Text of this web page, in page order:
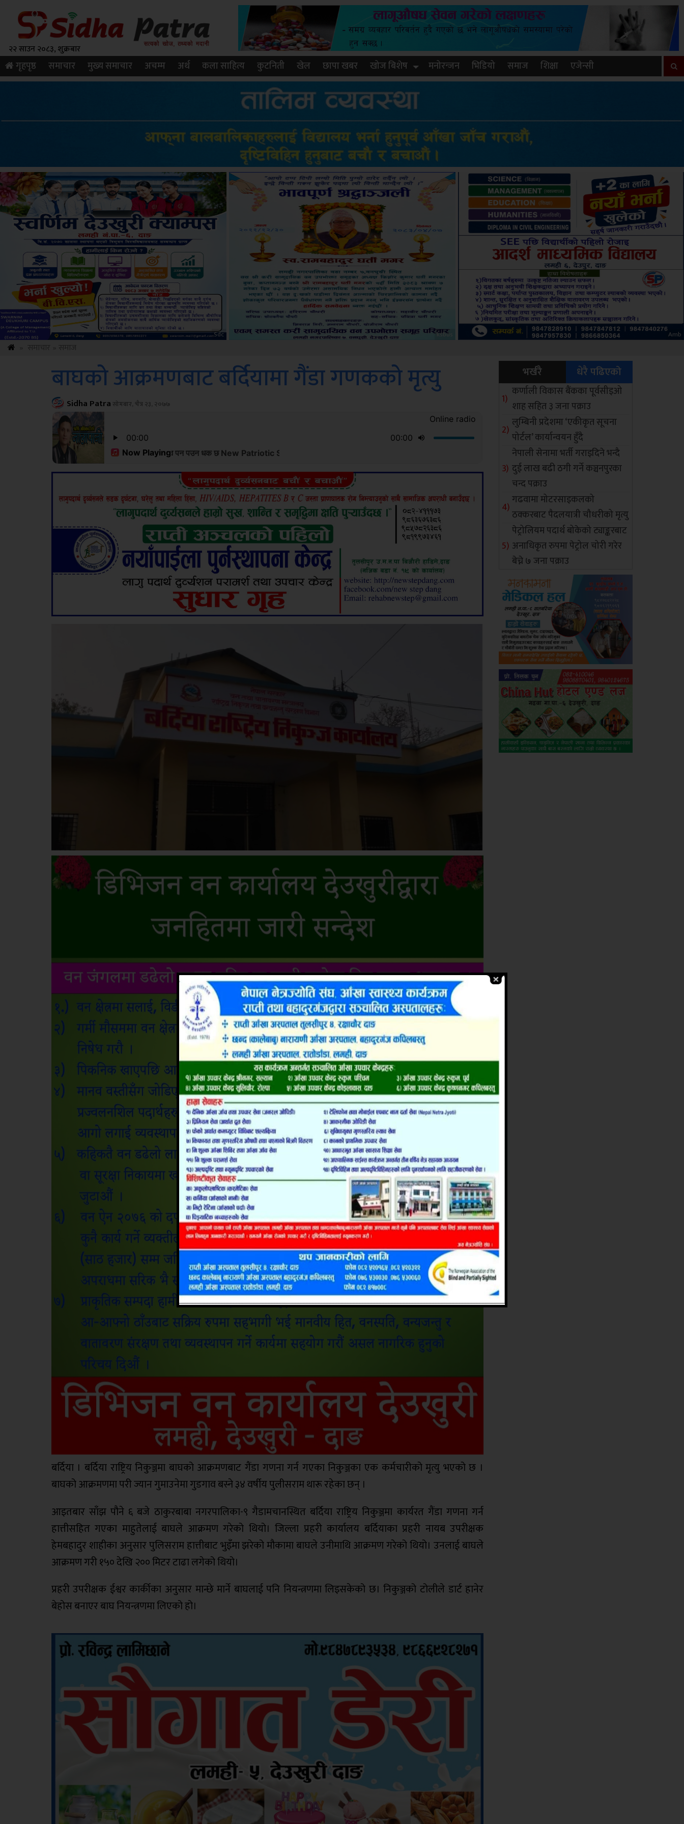
२२ साउन २०८३, शुक्रबार
गृहपृष्ठ समाचार मुख्य समाचार अचम्म अर्थ कला साहित्य कुटनिती खेल छापा खबर खोज बिशेष मनोरन्जन भिडियो समाज शिक्षा एजेन्सी
ksbus Amb Sdc
बाघको आक्रमणबाट बर्दियामा गैंडा गणकको मृत्यु
Sidha Patraसोमबार, चैत्र २३, २०७७
बर्दिया । बर्दिया राष्ट्रिय निकुञ्जमा बाघको आक्रमणबाट गैंडा गणना गर्न गएका निकुञ्जका एक कर्मचारीको मृत्यु भएको छ ।
बाघको आक्रमणमा परी ज्यान गुमाउनेमा गुडगाव बस्ने ३४ वर्षीय पुलीसराम थारू रहेका छन् ।
आइतबार साँझ पौने ६ बजे ठाकुरबाबा नगरपालिका-९ गैडामचानस्थित बर्दिया राष्ट्रिय निकुञ्जमा कार्यरत गैंडा गणना गर्न
हात्तीसहित गएका माहुतेलाई बाघले आक्रमण गरेको थियो। जिल्ला प्रहरी कार्यालय बर्दियाका प्रहरी नायब उपरीक्षक
हेमबहादुर शाहीका अनुसार पुलिसराम हात्तीबाट भुइँमा झरेको मौकामा बाघले उनीमाथि आक्रमण गरेको थियो। उनलाई बाघले
आक्रमण गरी १५० देखि २०० मिटर टाढा लगेको थियो।
प्रहरी उपरीक्षक ईश्वर कार्कीका अनुसार मान्छे मार्ने बाघलाई पनि नियन्त्रणमा लिइसकेको छ। निकुञ्जको टोलीले डार्ट हानेर
बेहोस बनाएर बाघ नियन्त्रणमा लिएको हो।
भर्खरै धेरै पढिएको
कर्णाली विकास बैंकका पूर्वसीइओ
शाह सहित ३ जना पक्राउ
लुम्बिनी प्रदेशमा ‘एकीकृत सूचना
पोर्टल’ कार्यान्वयन हुँदै
नेपाली सेनामा भर्ती गराइदिने भन्दै
दुई लाख बढी ठगी गर्ने कञ्चनपुरका
चन्द पक्राउ
गढवामा मोटरसाइकलको
ठक्करबाट पैदलयात्री चौधरीको मृत्यु
पेट्रोलियम पदार्थ बोकेको ट्याङ्करबाट
अनाधिकृत रुपमा पेट्रोल चोरी गरेर
बेच्ने ७ जना पक्राउ